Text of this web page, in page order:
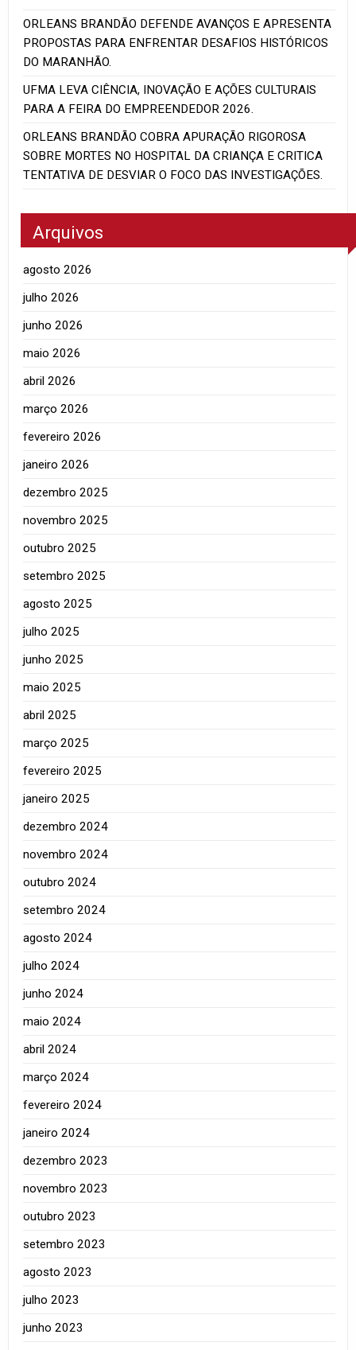
ORLEANS BRANDÃO DEFENDE AVANÇOS E APRESENTA
PROPOSTAS PARA ENFRENTAR DESAFIOS HISTÓRICOS
DO MARANHÃO.
UFMA LEVA CIÊNCIA, INOVAÇÃO E AÇÕES CULTURAIS
PARA A FEIRA DO EMPREENDEDOR 2026.
ORLEANS BRANDÃO COBRA APURAÇÃO RIGOROSA
SOBRE MORTES NO HOSPITAL DA CRIANÇA E CRITICA
TENTATIVA DE DESVIAR O FOCO DAS INVESTIGAÇÕES.
Arquivos
agosto 2026
julho 2026
junho 2026
maio 2026
abril 2026
março 2026
fevereiro 2026
janeiro 2026
dezembro 2025
novembro 2025
outubro 2025
setembro 2025
agosto 2025
julho 2025
junho 2025
maio 2025
abril 2025
março 2025
fevereiro 2025
janeiro 2025
dezembro 2024
novembro 2024
outubro 2024
setembro 2024
agosto 2024
julho 2024
junho 2024
maio 2024
abril 2024
março 2024
fevereiro 2024
janeiro 2024
dezembro 2023
novembro 2023
outubro 2023
setembro 2023
agosto 2023
julho 2023
junho 2023